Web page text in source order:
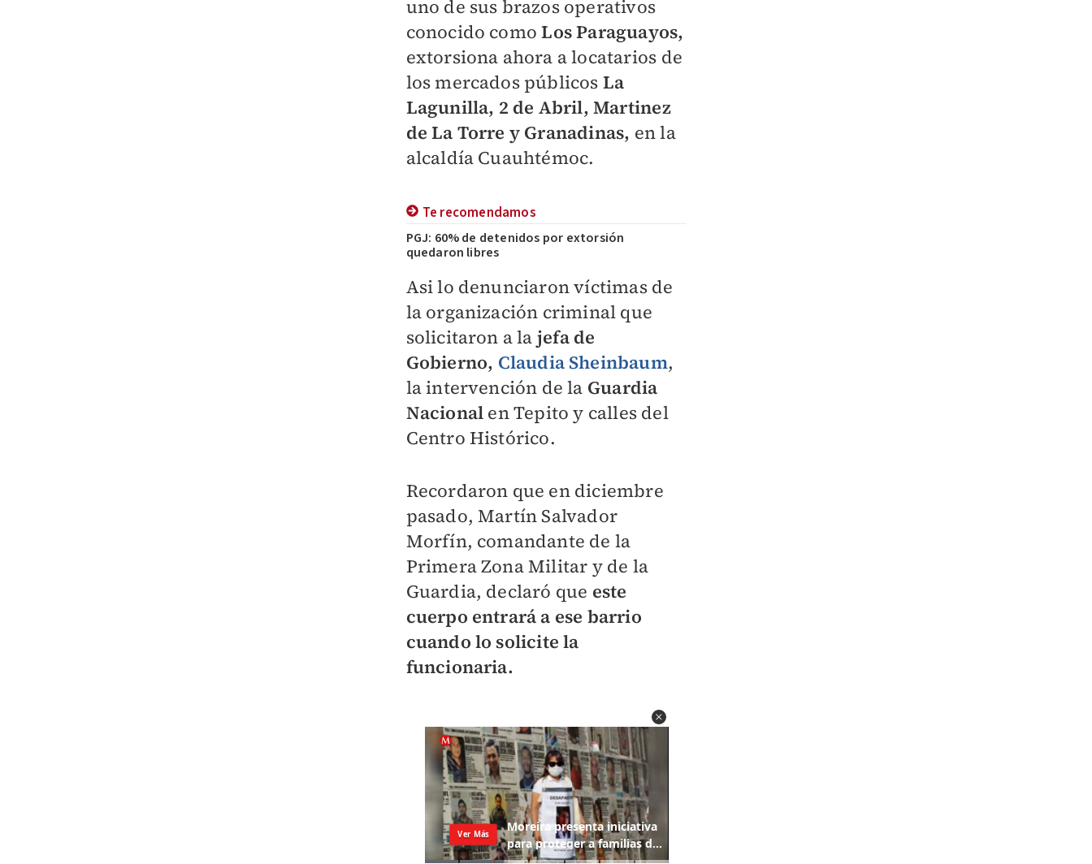
uno de sus brazos operativos
conocido como Los Paraguayos,
extorsiona ahora a locatarios de
los mercados públicos La
Lagunilla, 2 de Abril, Martinez
de La Torre y Granadinas, en la
alcaldía Cuauhtémoc.
Te recomendamos
PGJ: 60% de detenidos por extorsión
quedaron libres
Asi lo denunciaron víctimas de
la organización criminal que
solicitaron a la jefa de
Gobierno, Claudia Sheinbaum,
la intervención de la Guardia
Nacional en Tepito y calles del
Centro Histórico.
Recordaron que en diciembre
pasado, Martín Salvador
Morfín, comandante de la
Primera Zona Militar y de la
Guardia, declaró que este
cuerpo entrará a ese barrio
cuando lo solicite la
funcionaria.